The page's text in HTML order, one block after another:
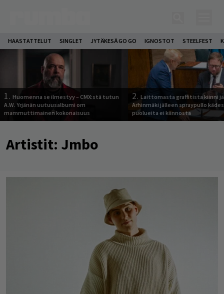
HAASTATTELUT SINGLET JYTÄKESÄ GO GO IGNOSTOT STEELFEST
1. Huomenna se ilmestyy – CMX:stä tutun
A.W. Yrjänän uutuusalbumi om
mammuttimainen kokonaisuus
2. Laittomasta graffitista kiinni
Arhinmäki jälleen spraypullo
puolueita ei kiinnosta
Artistit: Jmbo